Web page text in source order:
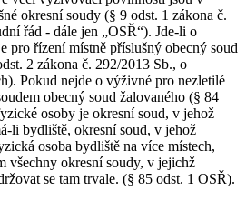
okresní soudy (§ 9 odst. 1 zákona č.
řád - dále jen „OSŘ“). Jde-li o
pro řízení místně příslušný obecný soud
2 zákona č. 292/2013 Sb., o
Pokud nejde o výživné pro nezletilé
obecný soud žalovaného (§ 84
osoby je okresní soud, v jehož
li bydliště, okresní soud, v jehož
osoba bydliště na více místech,
všechny okresní soudy, v jejichž
se tam trvale. (§ 85 odst. 1 OSŘ).